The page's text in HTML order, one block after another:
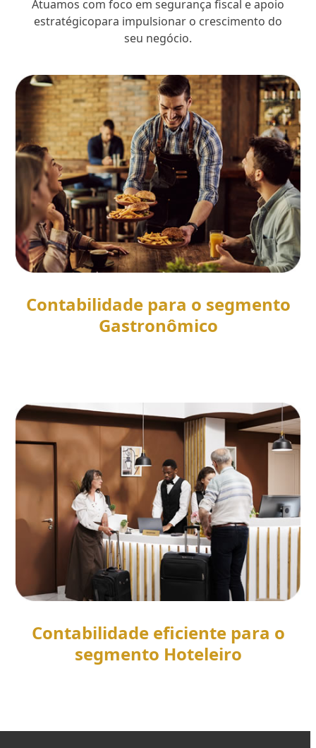
Atuamos com foco em segurança fiscal e apoio
estratégicopara impulsionar o crescimento do
seu negócio.
Contabilidade para o segmento
Gastronômico
Contabilidade eficiente para o
segmento Hoteleiro